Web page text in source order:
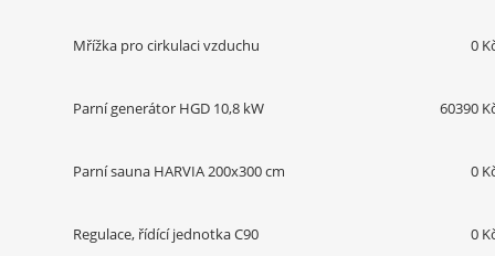
Mřížka pro cirkulaci vzduchu 0
Parní generátor HGD 10,8 kW 60390
Parní sauna HARVIA 200x300 cm 0
Regulace, řídící jednotka C90 0